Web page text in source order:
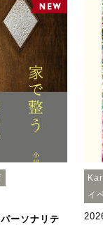
ーソナリテ
イ